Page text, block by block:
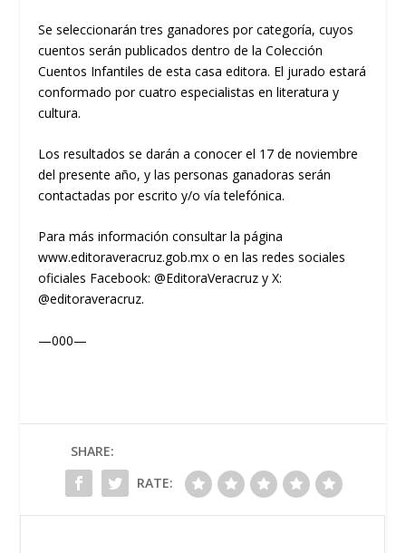
Se seleccionarán tres ganadores por categoría, cuyos
cuentos serán publicados dentro de la Colección
Cuentos Infantiles de esta casa editora. El jurado estará
conformado por cuatro especialistas en literatura y
cultura.
Los resultados se darán a conocer el 17 de noviembre
del presente año, y las personas ganadoras serán
contactadas por escrito y/o vía telefónica.
Para más información consultar la página
www.editoraveracruz.gob.mx o en las redes sociales
oficiales Facebook: @EditoraVeracruz y X:
@editoraveracruz.
—000—
SHARE:
RATE: